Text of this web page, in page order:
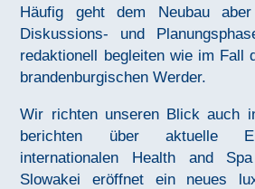
Häufig geht dem Neubau
Diskussions- und
redaktionell begleiten wie im Fall
brandenburgischen Werder.
Wir richten unseren Blick auch
berichten über aktuelle
internationalen Health and
Slowakei eröffnet ein neues